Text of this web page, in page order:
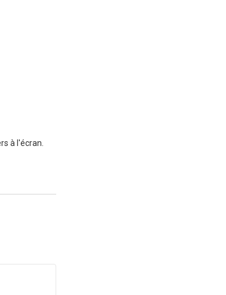
à l'écran.